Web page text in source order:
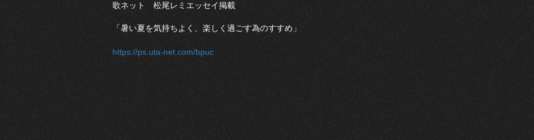
歌ネット 松尾レミエッセイ掲載
「暑い夏を気持ちよく、楽しく過ごす為のすすめ」
https://ps.uta-net.com/bpuc